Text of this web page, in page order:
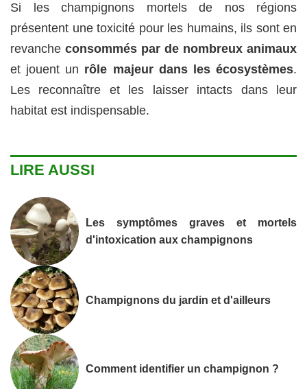
Si les champignons mortels de nos régions
présentent une toxicité pour les humains, ils sont en
revanche consommés par de nombreux animaux
et jouent un rôle majeur dans les écosystèmes.
Les reconnaître et les laisser intacts dans leur
habitat est indispensable.
LIRE AUSSI
Les symptômes graves et mortels
d'intoxication aux champignons
Champignons du jardin et d'ailleurs
Comment identifier un champignon ?